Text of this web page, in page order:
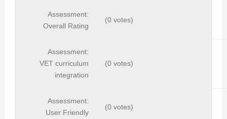
Assessment:
Overall Rating
(0 votes)
Assessment:
VET curriculum
integration
(0 votes)
Assessment:
User Friendly
(0 votes)